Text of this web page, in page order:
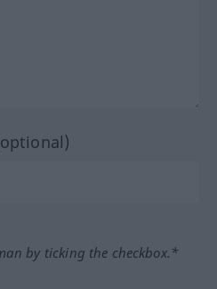
by ticking the checkbox.*